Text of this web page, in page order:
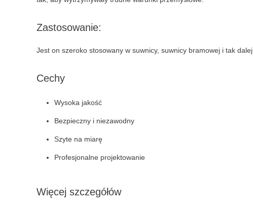
Zastosowanie:
Jest on szeroko stosowany w suwnicy, suwnicy bramowej i tak dalej.
Cechy
Wysoka jakość
Bezpieczny i niezawodny
Szyte na miarę
Profesjonalne projektowanie
Więcej szczegółów